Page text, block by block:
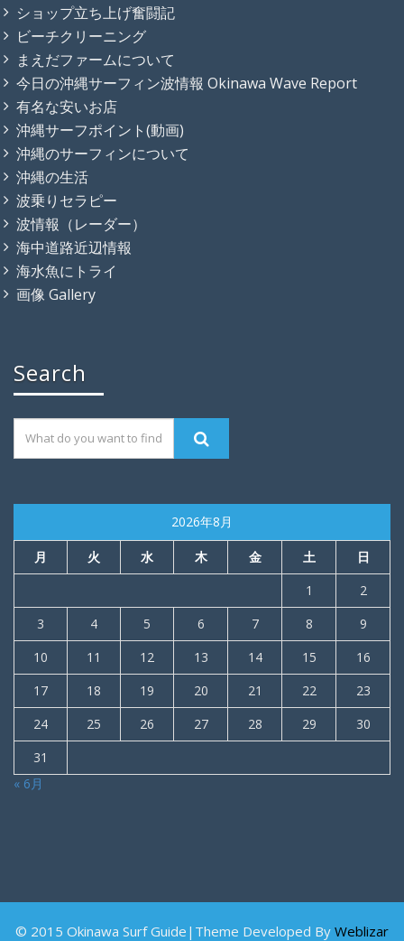
ショップ立ち上げ奮闘記
ビーチクリーニング
まえだファームについて
今日の沖縄サーフィン波情報 Okinawa Wave Report
有名な安いお店
沖縄サーフポイント(動画)
沖縄のサーフィンについて
沖縄の生活
波乗りセラピー
波情報（レーダー）
海中道路近辺情報
海水魚にトライ
画像 Gallery
Search
2026年8月
月 火 水 木 金 土
日
1
2
3
4 5 6 7 8
9
10
11 12 13 14 15
16
17
18 19 20 21 22
23
24
25 26 27 28 29
30
31
« 6月
© 2015 Okinawa Surf Guide|Theme Developed By Weblizar